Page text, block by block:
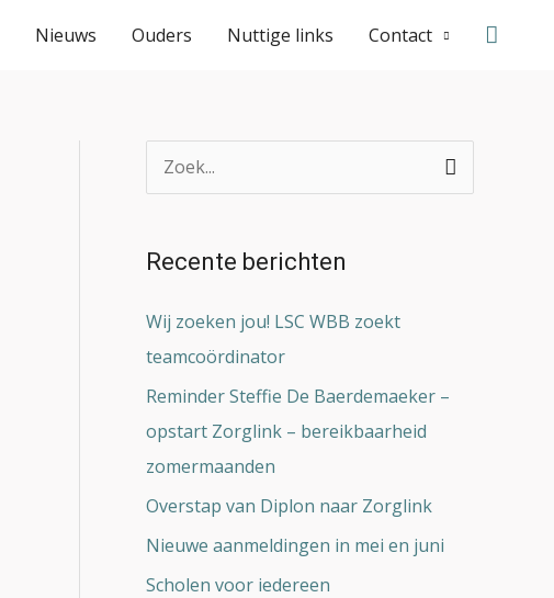
Nieuws Ouders Nuttige links Contact
k
n
a
Recente berichten
Wij zoeken jou! LSC WBB zoekt
teamcoördinator
Reminder Steffie De Baerdemaeker –
opstart Zorglink – bereikbaarheid
zomermaanden
Overstap van Diplon naar Zorglink
Nieuwe aanmeldingen in mei en juni
Scholen voor iedereen